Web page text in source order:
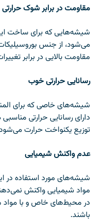
مقاومت در برابر شوک حرارتی
شیشه‌‌هایی که برای ساخت
می‌شود، از جنس
مقاومت بالایی در برابر
رسانایی حرارتی خوب
شیشه‌های خاصی که برای
دارای رسانایی حرارتی
توزیع یکنواخت حرارت
عدم واکنش شیمیایی
شیشه‌های مورد استفاده در
مواد شیمیایی واکنش
در محیط‌های خاص و با مواد
باشند.